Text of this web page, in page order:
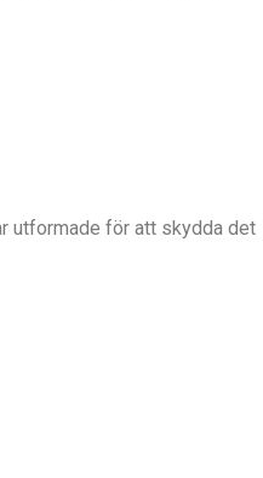
utformade för att skydda det